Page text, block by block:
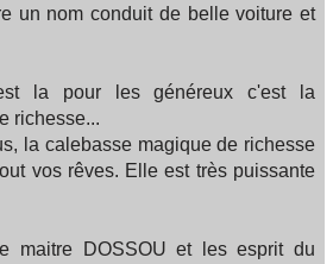
un nom conduit de belle voiture et
la pour les généreux c'est la
richesse...
la calebasse magique de richesse
vos rêves. Elle est très puissante
maitre DOSSOU et les esprit du